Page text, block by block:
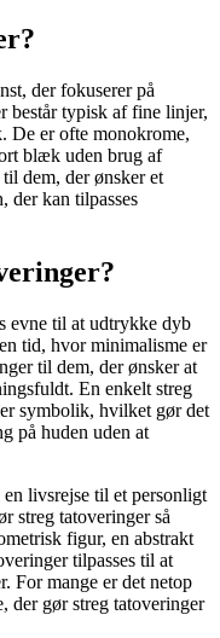
der fokuserer på
består typisk af fine linjer,
De er ofte monokrome,
blæk uden brug af
dem, der ønsker et
der kan tilpasses
evne til at udtrykke dyb
tid, hvor minimalisme er
til dem, der ønsker at
En enkelt streg
symbolik, hvilket gør det
på huden uden at
livsrejse til et personligt
streg tatoveringer så
figur, en abstrakt
tilpasses til at
For mange er det netop
der gør streg tatoveringer